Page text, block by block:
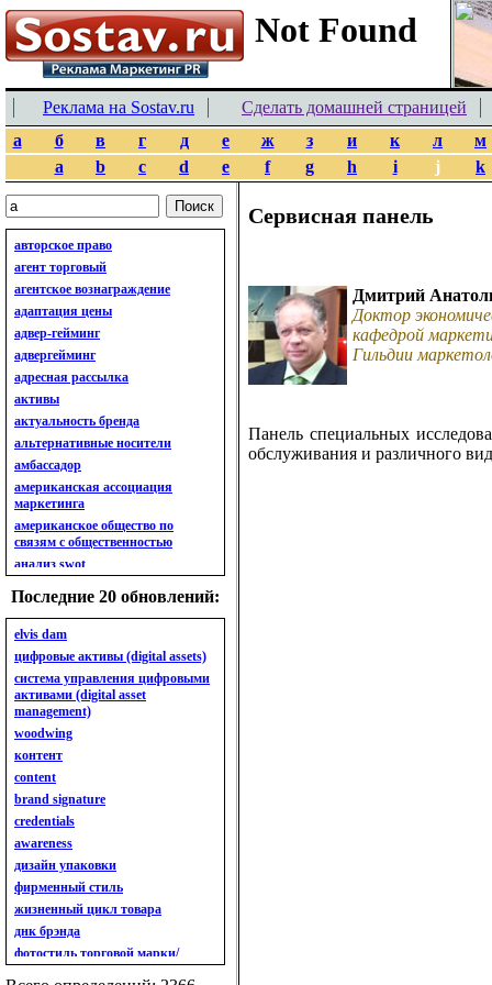
Реклама на Sostav.ru
Сделать домашней страницей
а
б в г д е ж з и к л
м
a
b c d e f g h i j k
авторское право
агент торговый
агентское вознаграждение
адаптация цены
адвер-гейминг
адвергейминг
адресная рассылка
активы
актуальность бренда
альтернативные носители
амбассадор
американская ассоциация
маркетинга
американское общество по
связям с общественностью
анализ swot
анализ бизнес-портфеля
анализ имиджа
анализ кластерный
анализ конкурентов
анализ кросс-культурных
особенностей
анализ мак кинси «7s»
анализ макросистемы
анализ маркетинговый
анализ рынка
анализ ситуационный
анализ экспертный
индивидуальный
анкета
ассортимент
ассортимент товарный.
планирование товарного
ассортимента
ассортимент. глубина
Последние 20 обновлений:
elvis dam
цифровые активы (digital assets)
система управления цифровыми
активами (digital asset
management)
woodwing
контент
content
brand signature
credentials
awareness
дизайн упаковки
фирменный стиль
жизненный цикл товара
днк брэнда
фотостиль торговой марки/
линейки продукции
Сервисная панель
Дмитрий
Доктор
кафедрой
Гильдии
Панель специальных
обслуживания и различного